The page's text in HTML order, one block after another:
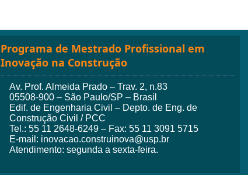
Programa de Mestrado Profissional em
Inovação na Construção
Av. Prof. Almeida Prado – Trav. 2, n.83
05508-900 – São Paulo/SP – Brasil
Edif. de Engenharia Civil – Depto. de Eng. de
Construção Civil / PCC
Tel.: 55 11 2648-6249 – Fax: 55 11 3091 5715
E-mail: inovacao.construinova@usp.br
Atendimento: segunda a sexta-feira.